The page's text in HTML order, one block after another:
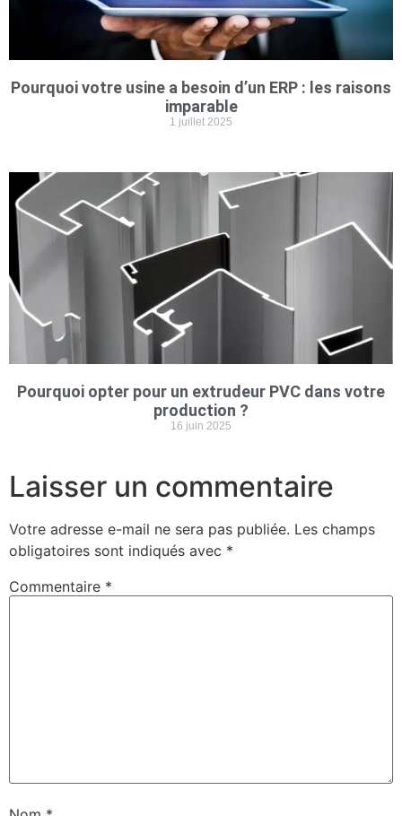
Pourquoi votre usine a besoin d’un ERP : les raisons
imparable
1 juillet 2025
Pourquoi opter pour un extrudeur PVC dans votre
production ?
16 juin 2025
Laisser un commentaire
Votre adresse e-mail ne sera pas publiée. Les champs
obligatoires sont indiqués avec *
Commentaire *